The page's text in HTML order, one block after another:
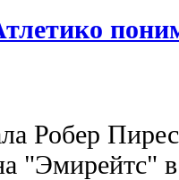
Робер
"Эмирейтс"